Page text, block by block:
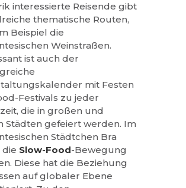
interessierte Reisende gibt
thematische Routen,
Beispiel die
Weinstraßen.
ist auch der
mit Festen
Festivals zu jeder
die in großen und
Städten gefeiert werden. Im
Städtchen Bra
Slow-Food-Bewegung
Diese hat die Beziehung
auf globaler Ebene